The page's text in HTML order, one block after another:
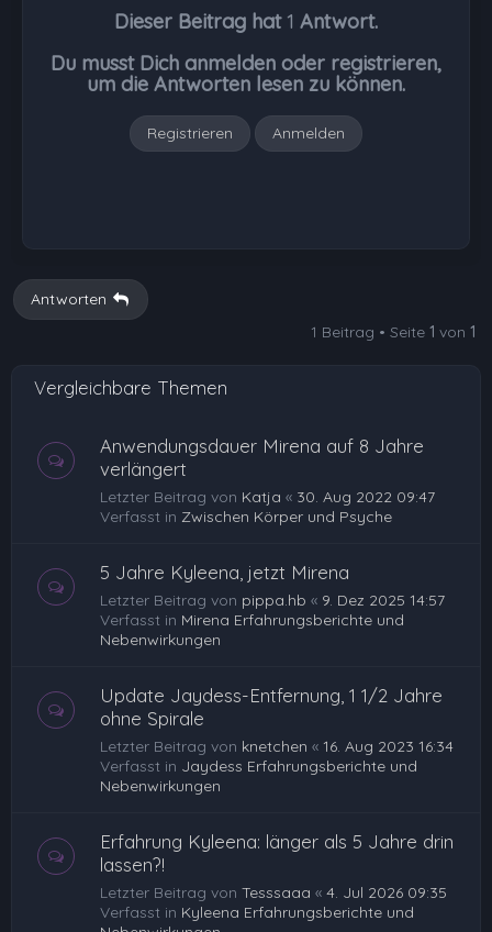
Dieser Beitrag hat 1 Antwort.
Du musst Dich anmelden oder registrieren,
um die Antworten lesen zu können.
Registrieren Anmelden
Antworten
1 Beitrag • Seite 1 von 1
Vergleichbare Themen
Anwendungsdauer Mirena auf 8 Jahre
verlängert
Letzter Beitrag von Katja « 30. Aug 2022 09:47
Verfasst in Zwischen Körper und Psyche
5 Jahre Kyleena, jetzt Mirena
Letzter Beitrag von pippa.hb « 9. Dez 2025 14:57
Verfasst in Mirena Erfahrungsberichte und
Nebenwirkungen
Update Jaydess-Entfernung, 1 1/2 Jahre
ohne Spirale
Letzter Beitrag von knetchen « 16. Aug 2023 16:34
Verfasst in Jaydess Erfahrungsberichte und
Nebenwirkungen
Erfahrung Kyleena: länger als 5 Jahre drin
lassen?!
Letzter Beitrag von Tesssaaa « 4. Jul 2026 09:35
Verfasst in Kyleena Erfahrungsberichte und